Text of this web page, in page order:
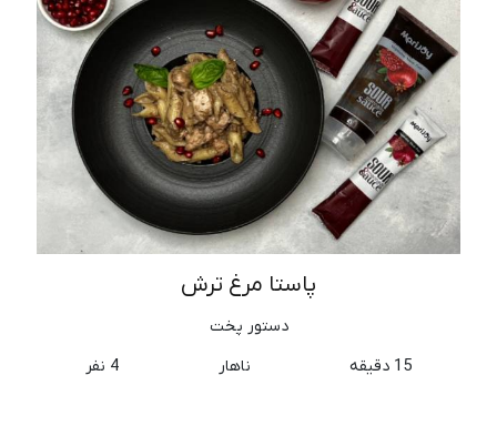
پاستا مرغ ترش
دستور پخت
15 دقیقه
ناهار 4 نفر